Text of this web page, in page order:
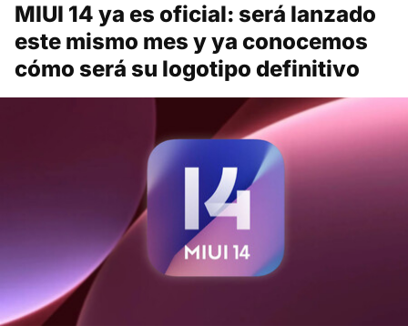
MIUI 14 ya es oficial: será lanzado
este mismo mes y ya conocemos
cómo será su logotipo definitivo